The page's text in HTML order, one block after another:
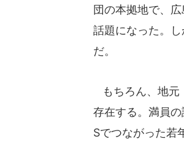
団の本拠地で、
話題になった。
だ。
もちろん、地元
存在する。満員
Sでつながった若